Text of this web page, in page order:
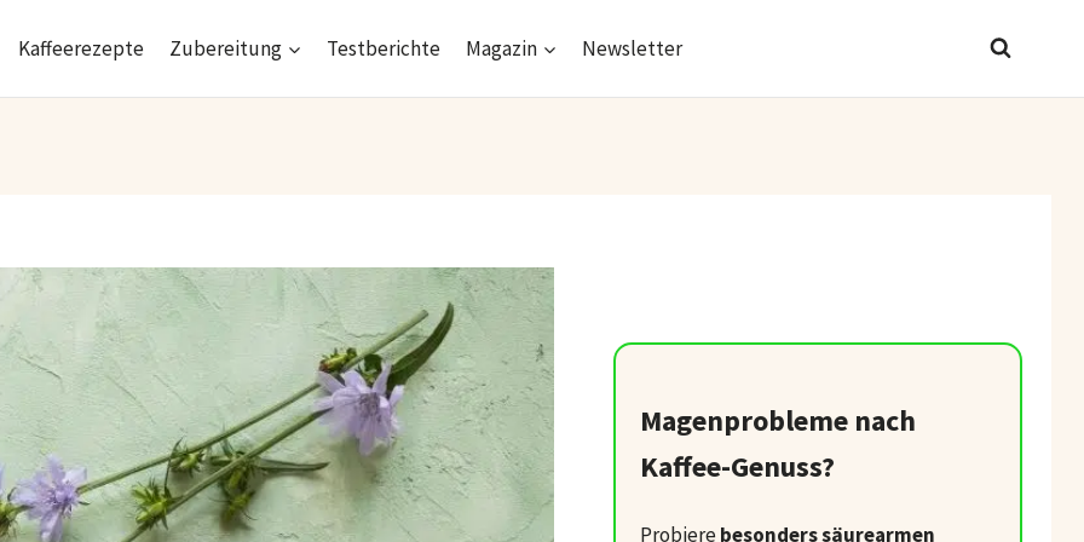
Kaffeerezepte Zubereitung Testberichte Magazin Newsletter
Magenprobleme nach
Kaffee-Genuss?
Probierebesonders säurearmen